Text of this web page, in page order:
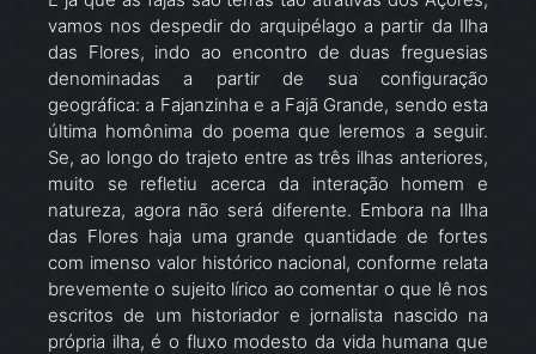
vamos nos despedir do arquipélago a partir da Ilha
das Flores, indo ao encontro de duas freguesias
denominadas a partir de sua configuração
geográfica: a Fajanzinha e a Fajã Grande, sendo esta
última homônima do poema que leremos a seguir.
Se, ao longo do trajeto entre as três ilhas anteriores,
muito se refletiu acerca da interação homem e
natureza, agora não será diferente. Embora na Ilha
das Flores haja uma grande quantidade de fortes
com imenso valor histórico nacional, conforme relata
brevemente o sujeito lírico ao comentar o que lê nos
escritos de um historiador e jornalista nascido na
própria ilha, é o fluxo modesto da vida humana que